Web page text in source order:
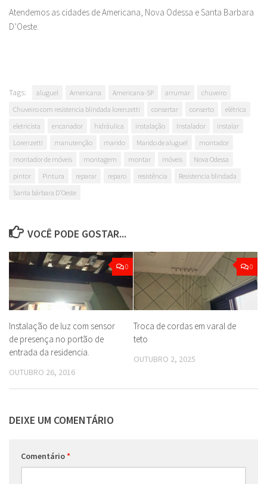
Atendemos as cidades de Americana, Nova Odessa e Santa Barbara
D’Oeste.
Tags: aluguel Americana Americana-SP arrumar
chuveiro
Chuveiro com resistencia blindada lorenzetti
consertar conserto
elétrica
eletricista
encanador hidráulica instalação Instalador
instalar
Lorenzetti
manutenção marido Marido de aluguel
montador
montador de móveis
montagem montar móveis
Nova Odessa
pintor
Pintura reparar reparo resistência
Resistencia blindada
Santa bárbara D'Oeste
VOCÊ PODE GOSTAR...
0
Instalação de luz com sensor
de presença no portão de
entrada da residencia.
OUTUBRO 26, 2016
0
Troca de cordas em varal de
teto
OUTUBRO 2, 2025
DEIXE UM COMENTÁRIO
Comentário*